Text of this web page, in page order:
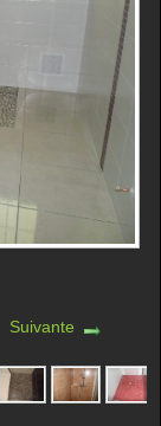
Suivante